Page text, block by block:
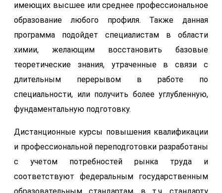
имеющих высшее или среднее профессиональное
образование любого профиля. Также данная
программа подойдет специалистам в области
химии, желающим восстановить базовые
теоретические знания, утраченные в связи с
длительным перерывом в работе по
специальности, или получить более углубленную,
фундаментальную подготовку.
Дистанционные курсы повышения квалификации
и профессиональной переподготовки разработаны
с учетом потребностей рынка труда и
соответствуют федеральным государственным